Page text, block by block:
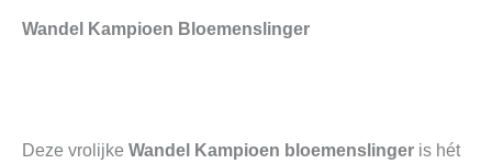
Wandel Kampioen Bloemenslinger
Deze vrolijke Wandel Kampioen bloemenslinger is hét